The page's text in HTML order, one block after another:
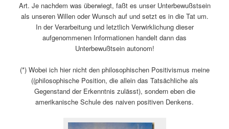
Art. Je nachdem was überwiegt, faßt es unser Unterbewußstsein
als unseren Willen oder Wunsch auf und setzt es in die Tat um.
In der Verarbeitung und letztlich Verwirklichung dieser
aufgenommenen Informationen handelt dann das
Unterbewußtsein autonom!
(*) Wobei ich hier nicht den philosophischen Positivismus meine
((philosophische Position, die allein das Tatsächliche als
Gegenstand der Erkenntnis zulässt), sondern eben die
amerikanische Schule des naiven positiven Denkens.